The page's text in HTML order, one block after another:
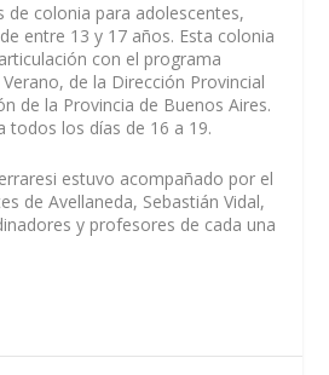
de colonia para adolescentes,
entre 13 y 17 años. Esta colonia
con el programa
de la Dirección Provincial
de la Provincia de Buenos Aires.
todos los días de 16 a 19.
estuvo acompañado por el
de Avellaneda, Sebastián Vidal,
y profesores de cada una